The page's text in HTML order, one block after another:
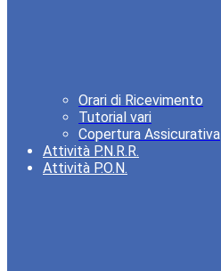
Orari di Ricevimento
Tutorial vari
Copertura Assicurativa
Attività P.N.R.R.
Attività P.O.N.